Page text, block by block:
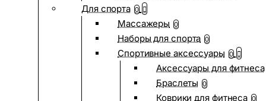
Для спорта 0
Массажеры 0
Наборы для спорта 0
Спортивные аксессуары 0
Аксессуары для фитнеса
Браслеты 0
Коврики для фитнеса 0